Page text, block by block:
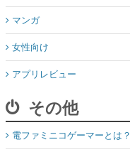
マンガ
女性向け
アプリレビュー
その他
電ファミニコゲーマーとは？